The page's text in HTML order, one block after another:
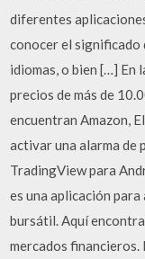
diferentes
conocer el significado
idiomas, o bien […] En
precios de más de
encuentran Amazon,
activar una alarma
TradingView para
es una aplicación
bursátil. Aquí
mercados